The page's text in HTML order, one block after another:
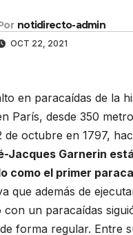
notidirecto-admin
OCT 22, 2021
en paracaídas de la
París, desde 350
de octubre en 1797,
Jacques Garnerin
como el primer
que además de
con un paracaídas
forma regular. Entre